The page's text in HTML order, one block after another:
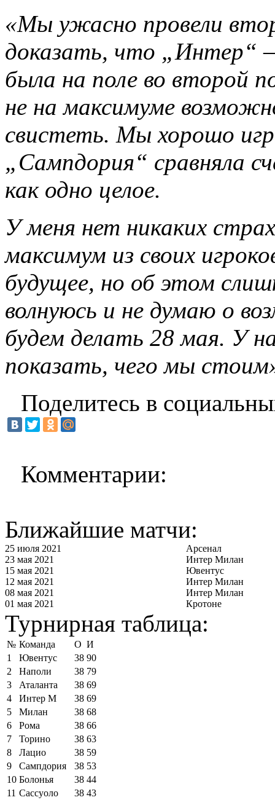
«Мы ужасно провели
доказать, что „Интер“
была на поле во второй
не на максимуме
свистеть. Мы хорошо
„Сампдория“ сравняла
как одно целое.
У меня нет никаких
максимум из своих
будущее, но об этом
волнуюсь и не думаю о
будем делать 28 мая. У
показать, чего мы
Поделитесь в
Комментарии:
Ближайшие матчи:
25 июля 2021
Арсенал
23 мая 2021
Интер Милан
15 мая 2021
Ювентус
12 мая 2021
Интер Милан
08 мая 2021
Интер Милан
01 мая 2021
Кротоне
Турнирная таблица:
№ Команда О И
1
Ювентус 38 90
2
Наполи 38 79
3
Аталанта 38 69
4
Интер М 38 69
5
Милан 38 68
6
Рома 38 66
7
Торино 38 63
8
Лацио 38 59
9
Сампдория 38 53
10 Болонья 38 44
11 Сассуоло 38 43